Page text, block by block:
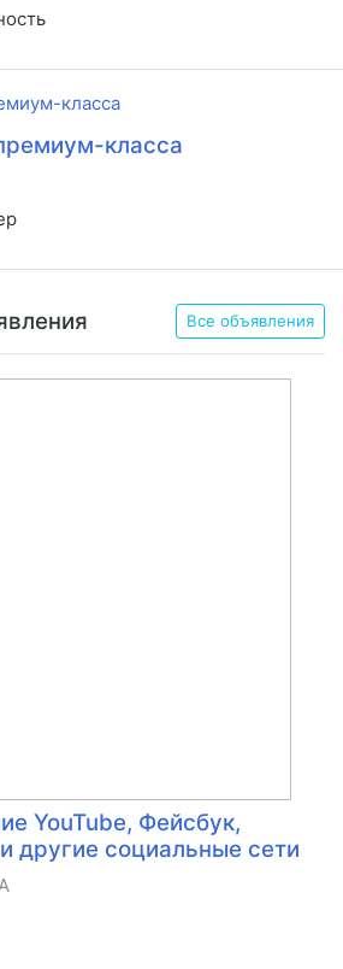
класса
Все объявления
YouTube, Фейсбук,
другие социальные сети